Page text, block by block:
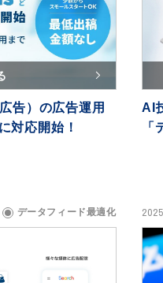
告）の広告運用
対応開始！
AI
データフィード最適化